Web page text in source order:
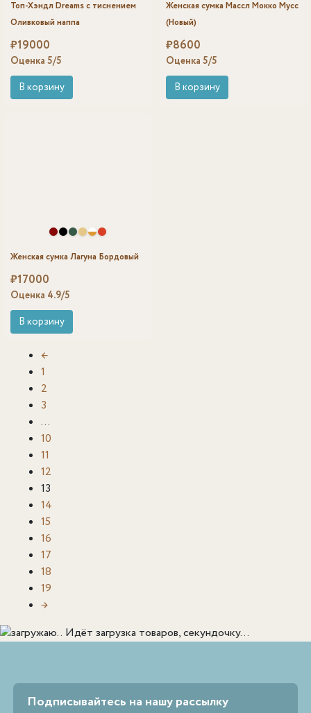
Топ-Хэндл Dreams с тиснением
Оливковый наппа
₽19000
Оценка 5/5
В корзину
Женская сумка Массл Мокко Мусс
(Новый)
₽8600
Оценка 5/5
В корзину
Женская сумка Лагуна Бордовый
₽17000
Оценка 4.9/5
В корзину
←
1
2
3
…
10
11
12
13
14
15
16
17
18
19
→
Идёт загрузка товаров, секундочку...
Подписывайтесь на нашу рассылку